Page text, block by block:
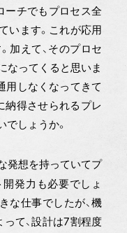
ーチでもプロセス全
います。これが応用
加えて、そのプロセ
なってくると思いま
用しなくなってきて
納得させられるプレ
しょうか。
発想を持っていてプ
発力も必要でしょ
な仕事でしたが、機
て、設計は7割程度